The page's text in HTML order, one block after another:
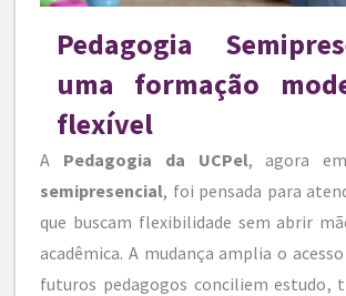
Pedagogia
uma formação
flexível
A Pedagogia da UCPel, agora
semipresencial, foi pensada para
que buscam flexibilidade sem abrir
acadêmica. A mudança amplia o
futuros pedagogos conciliem estudo,